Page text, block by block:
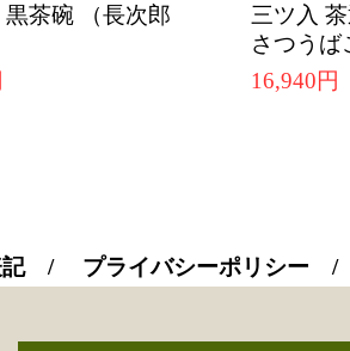
茶碗 （長次郎
三ツ入
さつうば
16,940円
プライバシーポリシー